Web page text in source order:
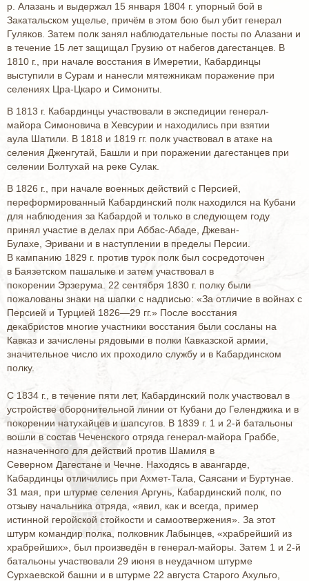
р. Алазань и выдержал 15 января 1804 г. упорный бой в
Закатальском ущелье, причём в этом бою был убит генерал
Гуляков. Затем полк занял наблюдательные посты по Алазани и
в течение 15 лет защищал Грузию от набегов дагестанцев. В
1810 г., при начале восстания в Имеретии, Кабардинцы
выступили в Сурам и нанесли мятежникам поражение при
селениях Цра-Цкаро и Симониты.
В 1813 г. Кабардинцы участвовали в экспедиции генерал-
майора Симоновича в Хевсурии и находились при взятии
аула Шатили. В 1818 и 1819 гг. полк участвовал в атаке на
селения Дженгутай, Башли и при поражении дагестанцев при
селении Болтухай на реке Сулак.
В 1826 г., при начале военных действий с Персией,
переформированный Кабардинский полк находился на Кубани
для наблюдения за Кабардой и только в следующем году
принял участие в делах при Аббас-Абаде, Джеван-
Булахе, Эривани и в наступлении в пределы Персии.
В кампанию 1829 г. против турок полк был сосредоточен
в Баязетском пашалыке и затем участвовал в
покорении Эрзерума. 22 сентября 1830 г. полку были
пожалованы знаки на шапки с надписью: «За отличие в войнах с
Персией и Турцией 1826—29 гг.» После восстания
декабристов многие участники восстания были сосланы на
Кавказ и зачислены рядовыми в полки Кавказской армии,
значительное число их проходило службу и в Кабардинском
полку.
С 1834 г., в течение пяти лет, Кабардинский полк участвовал в
устройстве оборонительной линии от Кубани до Геленджика и в
покорении натухайцев и шапсугов. В 1839 г. 1 и 2-й батальоны
вошли в состав Чеченского отряда генерал-майора Граббе,
назначенного для действий против Шамиля в
Северном Дагестане и Чечне. Находясь в авангарде,
Кабардинцы отличились при Ахмет-Тала, Саясани и Буртунае.
31 мая, при штурме селения Аргунь, Кабардинский полк, по
отзыву начальника отряда, «явил, как и всегда, пример
истинной геройской стойкости и самоотвержения». За этот
штурм командир полка, полковник Лабынцев, «храбрейший из
храбрейших», был произведён в генерал-майоры. Затем 1 и 2-й
батальоны участвовали 29 июня в неудачном штурме
Сурхаевской башни и в штурме 22 августа Старого Ахульго,